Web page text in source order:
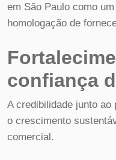
em São Paulo como
homologação de
confiança
A credibilidade junto ao
o crescimento
comercial.